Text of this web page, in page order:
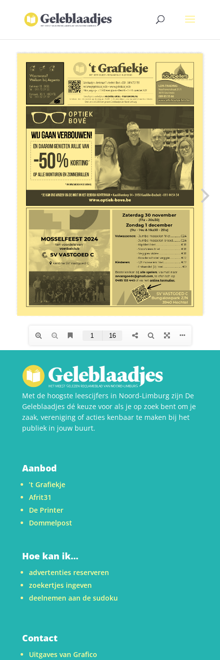
Met de hoogste leescijfers in Noord-Limburg zijn De
Geleblaadjes dé keuze voor als je op zoek bent om je
zaak, vereniging of acties kenbaar te maken bij het
publiek in jouw buurt.
Aanbod
’t Grafiekje
Afrit31
De Printer
Dommelpost
Hoe kan ik…
advertenties reserveren
zoekertjes ingeven
deelnemen aan de sudoku
Contact
Uitgaves van Grafico